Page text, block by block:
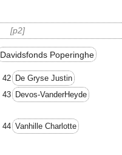
p2
Davidsfonds Poperinghe
42
De Gryse Justin
43 Devos-VanderHeyde
44 Vanhille Charlotte